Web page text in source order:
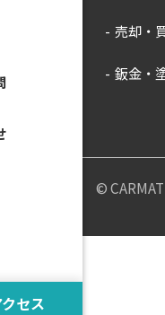
セス
売却・
鈑金・
©